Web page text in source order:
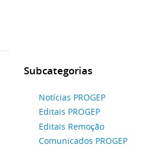
Subcategorias
Notícias PROGEP
Editais PROGEP
Editais Remoção
Comunicados PROGEP